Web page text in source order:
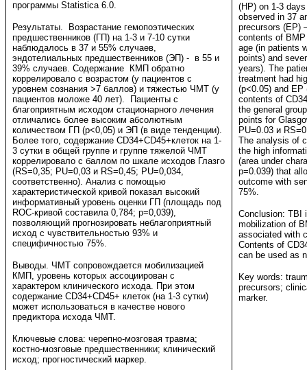
программы Statistica 6.0.
Результаты. Возрастание гемопоэтических
предшественников (ГП) на 1-3 и 7-10 сутки
наблюдалось в 37 и 55% случаев,
эндотелиальных предшественников (ЭП) - в 55 и
39% случаев. Содержание КМП обратно
коррелировало с возрастом (у пациентов с
уровнем сознания >7 баллов) и тяжестью ЧМТ (у
пациентов моложе 40 лет). Пациенты с
благоприятным исходом стационарного лечения
отличались более высоким абсолютным
количеством ГП (p<0,05) и ЭП (в виде тенденции).
Более того, содержание CD34+CD45+клеток на 1-
3 сутки в общей группе и группе тяжелой ЧМТ
коррелировало с баллом по шкале исходов Глазго
(RS=0,35; PU=0,03 и RS=0,45; PU=0,034,
соответственно). Анализ с помощью
характеристической кривой показал высокий
информативный уровень оценки ГП (площадь под
ROC-кривой составила 0,784; р=0,039),
позволяющий прогнозировать неблагоприятный
исход с чувствительностью 93% и
специфичностью 75%.
Выводы. ЧМТ сопровождается мобилизацией
КМП, уровень которых ассоциирован с
характером клинического исхода. При этом
содержание CD34+CD45+ клеток (на 1-3 сутки)
может использоваться в качестве нового
предиктора исхода ЧМТ.
Ключевые слова: черепно-мозговая травма;
костно-мозговые предшественники; клинический
исход; прогностический маркер.
(HP) on 1-3
observed in 37
precursors (EP)
contents of
age (in patients
points) and
years). The
treatment had
(p<0.05) and EP
contents of
the general
points for
PU=0.03 и
The analysis of
the high
(area under
p=0.039) that
outcome with
75%.
Conclusion: TBI
mobilization of
associated with
Contents of
can be used as
Key words:
precursors;
marker.